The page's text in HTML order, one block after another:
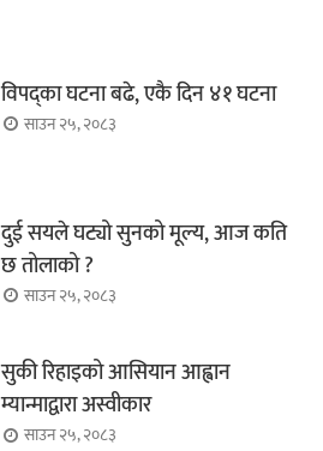
विपद्का घटना बढे, एकै दिन ४१ घटना
साउन २५, २०८३
दुई सयले घट्यो सुनको मूल्य, आज कति
छ तोलाको ?
साउन २५, २०८३
सुकी रिहाइको आसियान आह्वान
म्यान्माद्वारा अस्वीकार
साउन २५, २०८३